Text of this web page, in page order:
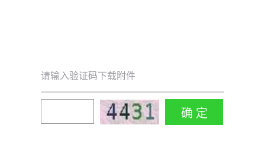
请输入验证码下载附件